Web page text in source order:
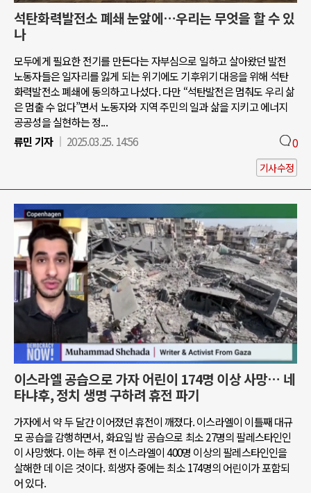
석탄화력발전소 폐쇄 눈앞에…우리는 무엇을 할 수 있
나
모두에게 필요한 전기를 만든다는 자부심으로 일하고 살아왔던 발전
노동자들은 일자리를 잃게 되는 위기에도 기후위기 대응을 위해 석탄
화력발전소 폐쇄에 동의하고 나섰다. 다만 “석탄발전은 멈춰도 우리 삶
은 멈출 수 없다”면서 노동자와 지역 주민의 일과 삶을 지키고 에너지
공공성을 실현하는 정...
류민 기자
2025.03.25. 14:56 0
기사수정
이스라엘 공습으로 가자 어린이 174명 이상 사망… 네
타냐후, 정치 생명 구하려 휴전 파기
가자에서 약 두 달간 이어졌던 휴전이 깨졌다. 이스라엘이 이틀째 대규
모 공습을 감행하면서, 화요일 밤 공습으로 최소 27명의 팔레스타인인
이 사망했다. 이는 하루 전 이스라엘이 400명 이상의 팔레스타인인을
살해한 데 이은 것이다. 희생자 중에는 최소 174명의 어린이가 포함되
어 있다.